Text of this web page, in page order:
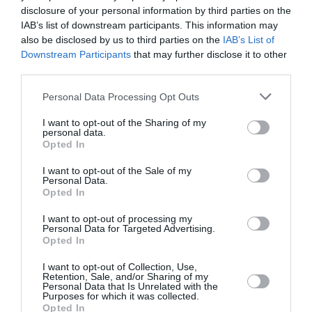
disclosure of your personal information by third parties on the
IAB’s list of downstream participants. This information may
also be disclosed by us to third parties on the IAB’s List of
Downstream Participants that may further disclose it to other
Personal Data Processing Opt Outs
I want to opt-out of the Sharing of my
personal data.
Opted In
I want to opt-out of the Sale of my
Personal Data.
Opted In
I want to opt-out of processing my
Personal Data for Targeted Advertising.
Opted In
I want to opt-out of Collection, Use,
Retention, Sale, and/or Sharing of my
Personal Data that Is Unrelated with the
Purposes for which it was collected.
Opted In
connessi al potenziamento delle operazioni di
polizia sotto copertura” per il contrasto al
favoreggiamento dell’immigrazione clandestina,
con autorizzazione all’utilizzo delle
intercettazioni.
L’articolo 12 incentiva i rimpatri di stranieri
irregolari, istituendo presso il ministero degli
Esteri un Fondo destinato a finanziare interventi
di cooperazione allo sviluppo, in cui è prevista la